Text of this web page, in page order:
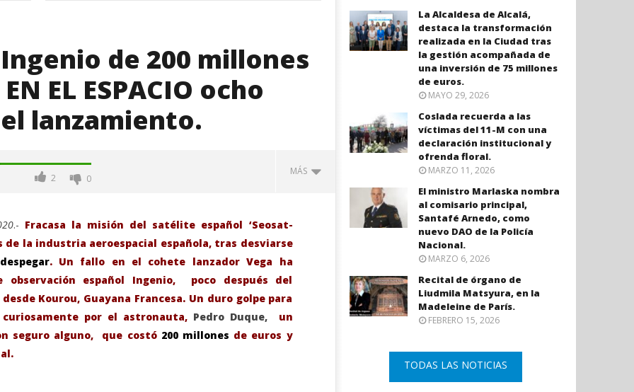
de 200 millones
EL ESPACIO ocho
lanzamiento.
2 0
MÁS
Junio-2026, a las 20:30
Coslada recuerda a las víctimas
del 11-M con una declaración
El ministro Marlaska
comisario principal,
.- Fracasa la misión del satélite español ‘Seosat-
de la industria aeroespacial española, tras desviarse
. Un fallo en el cohete lanzador Vega ha
español Ingenio, poco después del
Kourou, Guayana Francesa. Un duro golpe para
por el astronauta, Pedro Duque,
un
seguro alguno, que costó 200 millones de euros y
La Alcaldesa de Alcalá,
destaca la transformación
realizada en la Ciudad tras
la gestión acompañada de
una inversión de 75 millones
de euros.
MAYO 29, 2026
Coslada recuerda a las
víctimas del 11-M con una
declaración institucional y
ofrenda floral.
MARZO 11, 2026
El ministro Marlaska nombra
al comisario principal,
Santafé Arnedo, como
nuevo DAO de la Policía
Nacional.
MARZO 6, 2026
Recital de órgano de
Liudmila Matsyura, en la
Madeleine de París.
FEBRERO 15, 2026
TODAS LAS NOTICIAS